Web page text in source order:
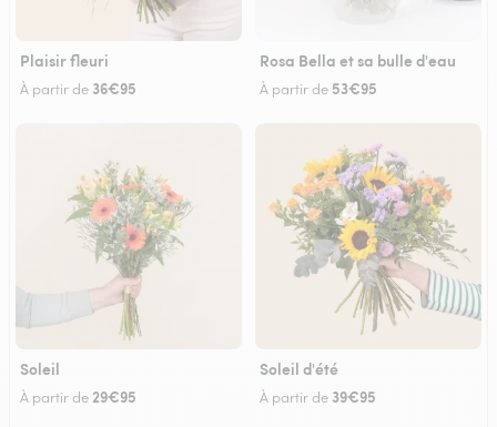
Plaisir fleuri
À partir de 36€95
Rosa Bella et sa bulle d'eau
À partir de 53€95
Soleil
À partir de29€95
Soleil d'été
À partir de 39€95